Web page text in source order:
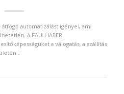
automatizálást igényel, ami
A FAULHABER
a válogatás, a szállítás